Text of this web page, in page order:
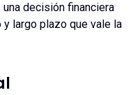
decisión financiera
largo plazo que vale la